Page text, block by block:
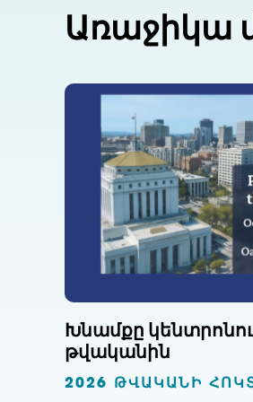
Առաջիկա
Խնամքը
թվականին
2026 ԹՎԱԿԱՆԻ